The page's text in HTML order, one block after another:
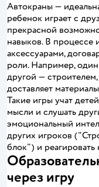
Автокраны —
ребенок играет с
прекрасной
навыков. В процессе
аксессуарами,
роли. Например,
другой —
доставляет
Такие игры учат
мысли и слушать
эмоциональный
других игроков
блок") и реагировать
через игру